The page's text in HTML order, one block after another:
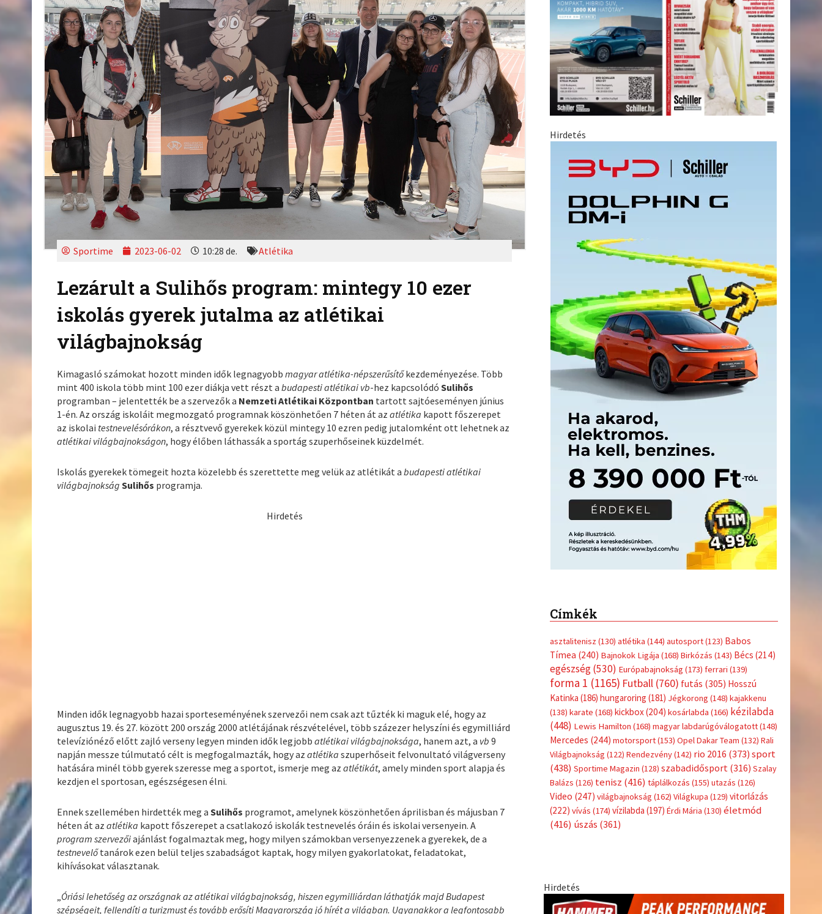
Sportime 2023-06-02 10:28 de. Atlétika
Lezárult a Sulihős program: mintegy 10 ezer
iskolás gyerek jutalma az atlétikai
világbajnokság
Kimagasló számokat hozott minden idők legnagyobbmagyar atlétika-népszerűsítőkezdeményezése. Több
mint 400 iskola több mint 100 ezer diákja vett részt abudapesti atlétikai vb-hez kapcsolódóSulihős
programban – jelentették be a szervezők a Nemzeti Atlétikai Központban tartott sajtóeseményen június
1-én. Az ország iskoláit megmozgató programnak köszönhetően 7 héten át azatlétika kapott főszerepet
az iskolai testnevelésórákon, a résztvevő gyerekek közül mintegy 10 ezren pedig jutalomként ott lehetnek az
atlétikai világbajnokságon, hogy élőben láthassák a sportág szuperhőseinek küzdelmét.
Iskolás gyerekek tömegeit hozta közelebb és szerettette meg velük az atlétikát abudapesti atlétikai
világbajnokság Sulihős programja.
Hirdetés
Minden idők legnagyobb hazai sporteseményének szervezői nem csak azt tűzték ki maguk elé, hogy az
augusztus 19. és 27. között 200 ország 2000 atlétájának részvételével, több százezer helyszíni és egymilliárd
televíziónéző előtt zajló verseny legyen minden idők legjobbatlétikai világbajnoksága, hanem azt, a vb9
napján messze túlmutató célt is megfogalmazták, hogy azatlétikaszuperhőseit felvonultató világverseny
hatására minél több gyerek szeresse meg a sportot, ismerje meg azatlétikát, amely minden sport alapja és
kezdjen el sportosan, egészségesen élni.
Ennek szellemében hirdették meg aSulihős programot, amelynek köszönhetően áprilisban és májusban 7
héten át azatlétika kapott főszerepet a csatlakozó iskolák testnevelés óráin és iskolai versenyein. A
program szervezőiajánlást fogalmaztak meg, hogy milyen számokban versenyezzenek a gyerekek, de a
testnevelőtanárok ezen belül teljes szabadságot kaptak, hogy milyen gyakorlatokat, feladatokat,
kihívásokat választanak.
„Óriási lehetőség az országnak az atlétikai világbajnokság, hiszen egymilliárdan láthatják majd Budapest
szépségeit, fellendíti a turizmust és tovább erősíti Magyarország jó hírét a világban. Ugyanakkor a legfontosabb
Hirdetés
Címkék
asztalitenisz (130) atlétika (144) autosport(123) Babos
Tímea (240) Bajnokok Ligája (168) Birkózás (143) Bécs (214)
egészség(530) Európabajnokság (173) ferrari (139)
forma 1 (1165) Futball(760) futás (305) Hosszú
Katinka (186) hungaroring (181) Jégkorong (148) kajakkenu
(138) karate (168) kickbox(204) kosárlabda (166) kézilabda
(448) Lewis Hamilton (168) magyar labdarúgóválogatott(148)
Mercedes (244) motorsport(153) Opel Dakar Team (132) Rali
Világbajnokság (122) Rendezvény(142) rio 2016 (373) sport
(438) Sportime Magazin (128) szabadidősport (316) Szalay
Balázs (126) tenisz (416) táplálkozás (155) utazás (126)
Video (247) világbajnokság (162) Világkupa (129) vitorlázás
(222) vívás (174) vízilabda (197) Érdi Mária (130) életmód
(416) úszás (361)
Hirdetés